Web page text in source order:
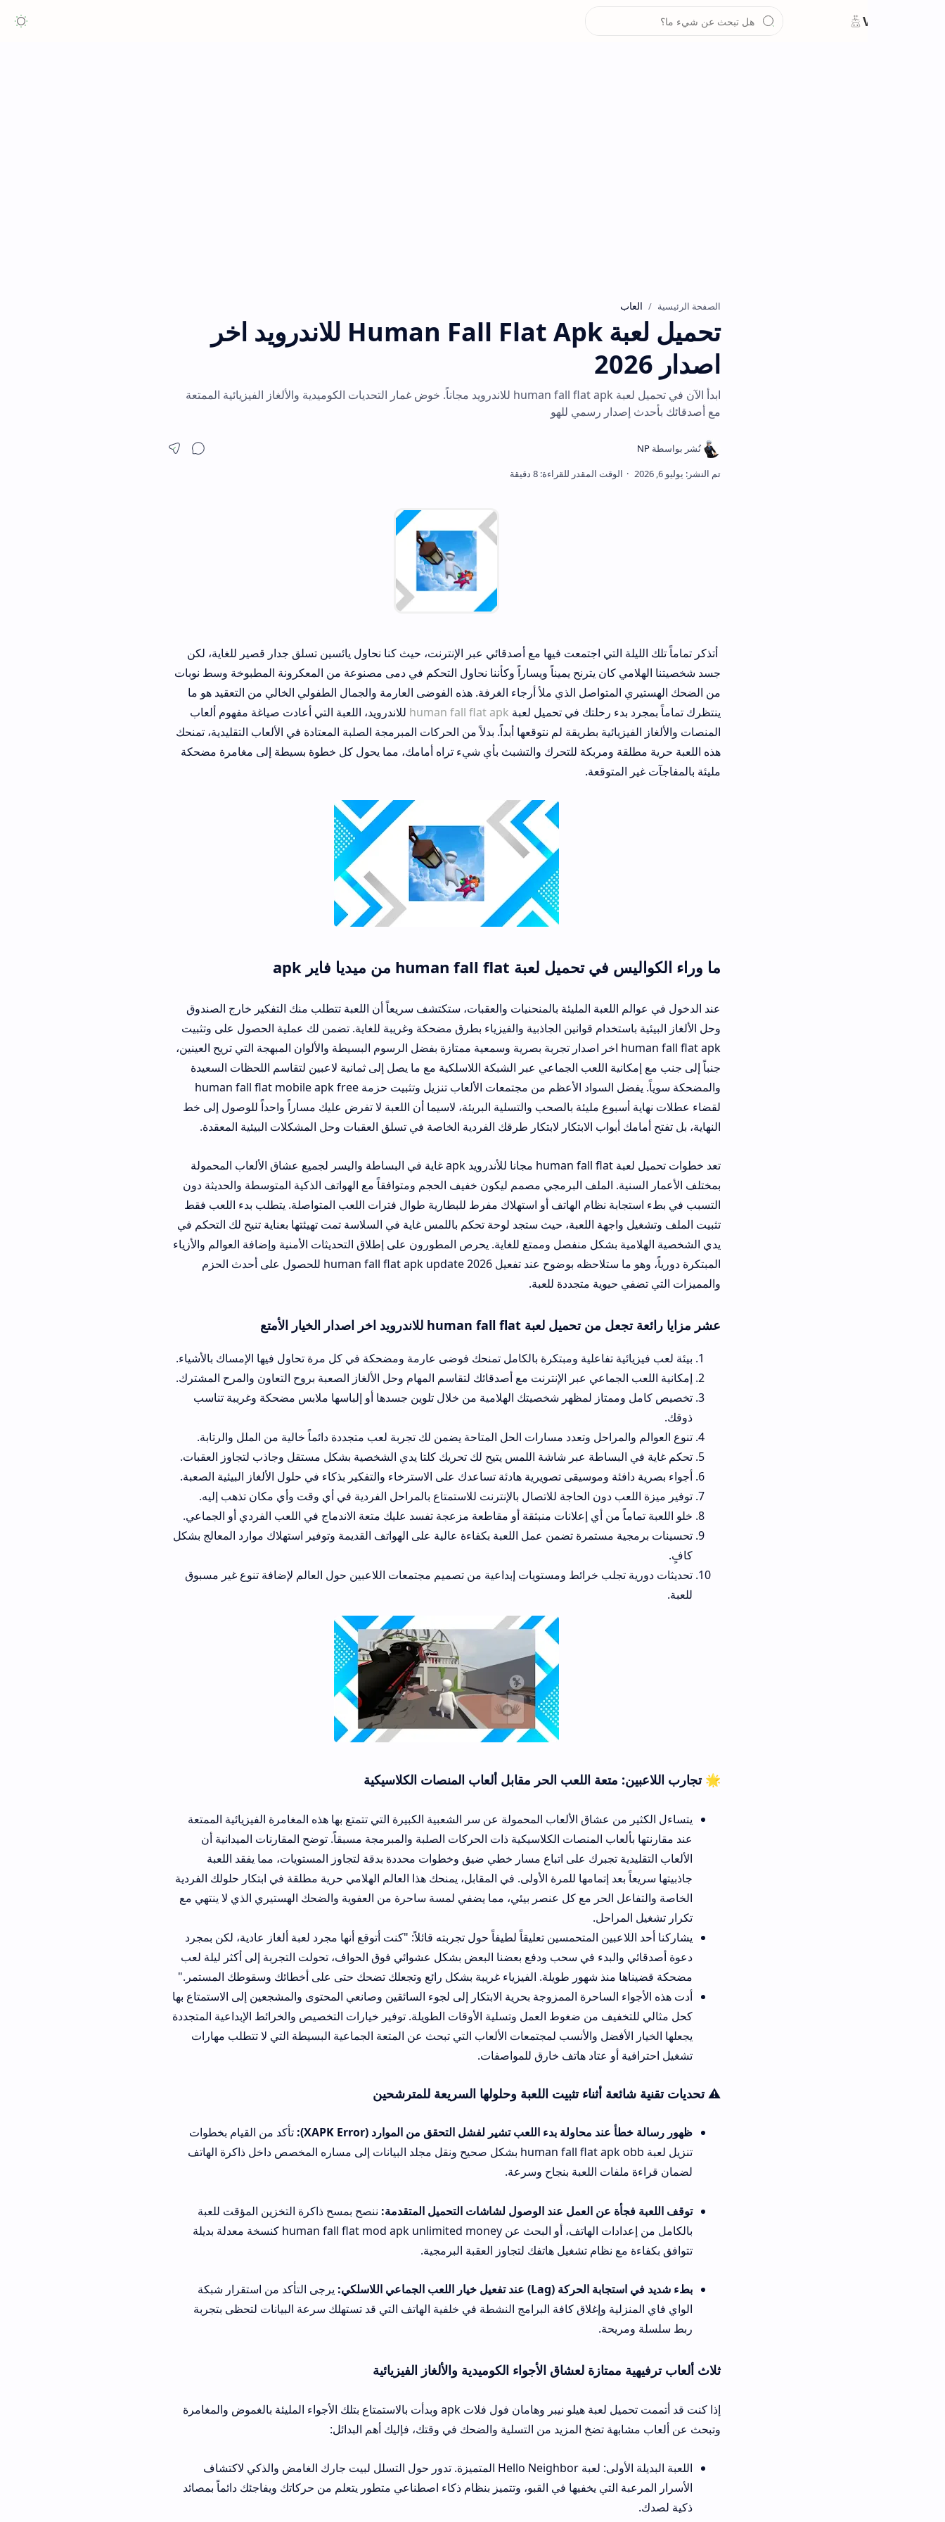
العاب
تحميل لعبة Human Fall Flat Apk للاندرويد اخر
ابدأ الآن في تحميل لعبة human fall flat apk للاندرويد مجاناً. خوض غمار التحديات الكوميدية والألغاز الفيزيائية الممتعة
مع أصدقائك بأحدث إصدار رسمي للهو
أتذكر تماماً تلك الليلة التي اجتمعت فيها مع أصدقائي عبر الإنترنت، حيث كنا نحاول يائسين تسلق جدار قصير للغاية، لكن
جسد شخصيتنا الهلامي كان يترنح يميناً ويساراً وكأننا نحاول التحكم في دمى مصنوعة من المعكرونة المطبوخة وسط نوبات
من الضحك الهستيري المتواصل الذي ملأ أرجاء الغرفة. هذه الفوضى العارمة والجمال الطفولي الخالي من التعقيد هو ما
ينتظرك تماماً بمجرد بدء رحلتك في تحميل لعبةhuman fall flat apkللاندرويد، اللعبة التي أعادت صياغة مفهوم ألعاب
المنصات والألغاز الفيزيائية بطريقة لم نتوقعها أبداً. بدلاً من الحركات المبرمجة الصلبة المعتادة في الألعاب التقليدية، تمنحك
هذه اللعبة حرية مطلقة ومربكة للتحرك والتشبث بأي شيء تراه أمامك، مما يحول كل خطوة بسيطة إلى مغامرة مضحكة
مليئة بالمفاجآت غير المتوقعة.
ما وراء الكواليس في تحميل لعبة human fall flat من ميديا فاير apk
عند الدخول في عوالم اللعبة المليئة بالمنحنيات والعقبات، ستكتشف سريعاً أن اللعبة تتطلب منك التفكير خارج الصندوق
وحل الألغاز البيئية باستخدام قوانين الجاذبية والفيزياء بطرق مضحكة وغريبة للغاية. تضمن لك عملية الحصول على وتثبيت
human fall flat apk اخر اصدار تجربة بصرية وسمعية ممتازة بفضل الرسوم البسيطة والألوان المبهجة التي تريح العينين،
جنباً إلى جنب مع إمكانية اللعب الجماعي عبر الشبكة اللاسلكية مع ما يصل إلى ثمانية لاعبين لتقاسم اللحظات السعيدة
والمضحكة سوياً. يفضل السواد الأعظم من مجتمعات الألعاب تنزيل وتثبيت حزمة human fall flat mobile apk free
لقضاء عطلات نهاية أسبوع مليئة بالصحب والتسلية البريئة، لاسيما أن اللعبة لا تفرض عليك مساراً واحداً للوصول إلى خط
النهاية، بل تفتح أمامك أبواب الابتكار لابتكار طرقك الفردية الخاصة في تسلق العقبات وحل المشكلات البيئية المعقدة.
تعد خطوات تحميل لعبة human fall flat مجانا للأندرويد apk غاية في البساطة واليسر لجميع عشاق الألعاب المحمولة
بمختلف الأعمار السنية. الملف البرمجي مصمم ليكون خفيف الحجم ومتوافقاً مع الهواتف الذكية المتوسطة والحديثة دون
التسبب في بطء استجابة نظام الهاتف أو استهلاك مفرط للبطارية طوال فترات اللعب المتواصلة. يتطلب بدء اللعب فقط
تثبيت الملف وتشغيل واجهة اللعبة، حيث ستجد لوحة تحكم باللمس غاية في السلاسة تمت تهيئتها بعناية تنيح لك التحكم في
يدي الشخصية الهلامية بشكل منفصل وممتع للغاية. يحرص المطورون على إطلاق التحديثات الأمنية وإضافة العوالم والأزياء
المبتكرة دورياً، وهو ما ستلاحظه بوضوح عند تفعيل human fall flat apk update 2026 للحصول على أحدث الحزم
والمميزات التي تضفي حيوية متجددة للعبة.
عشر مزايا رائعة تجعل من تحميل لعبة human fall flat للاندرويد اخر اصدار الخيار الأمتع
بيئة لعب فيزيائية تفاعلية ومبتكرة بالكامل تمنحك فوضى عارمة ومضحكة في كل مرة تحاول فيها الإمساك بالأشياء.
إمكانية اللعب الجماعي عبر الإنترنت مع أصدقائك لتقاسم المهام وحل الألغاز الصعبة بروح التعاون والمرح المشترك.
تخصيص كامل وممتاز لمظهر شخصيتك الهلامية من خلال تلوين جسدها أو إلباسها ملابس مضحكة وغريبة تناسب
تنوع العوالم والمراحل وتعدد مسارات الحل المتاحة يضمن لك تجربة لعب متجددة دائماً خالية من الملل والرتابة.
تحكم غاية في البساطة عبر شاشة اللمس يتيح لك تحريك كلتا يدي الشخصية بشكل مستقل وجاذب لتجاوز العقبات.
أجواء بصرية دافئة وموسيقى تصويرية هادئة تساعدك على الاسترخاء والتفكير بذكاء في حلول الألغاز البيئية الصعبة.
توفير ميزة اللعب دون الحاجة للاتصال بالإنترنت للاستمتاع بالمراحل الفردية في أي وقت وأي مكان تذهب إليه.
خلو اللعبة تماماً من أي إعلانات منبثقة أو مقاطعة مزعجة تفسد عليك متعة الاندماج في اللعب الفردي أو الجماعي.
تحسينات برمجية مستمرة تضمن عمل اللعبة بكفاءة عالية على الهواتف القديمة وتوفير استهلاك موارد المعالج بشكل
تحديثات دورية تجلب خرائط ومستويات إبداعية من تصميم مجتمعات اللاعبين حول العالم لإضافة تنوع غير مسبوق
🌟 تجارب اللاعبين: متعة اللعب الحر مقابل ألعاب المنصات الكلاسيكية
يتساءل الكثير من عشاق الألعاب المحمولة عن سر الشعبية الكبيرة التي تتمتع بها هذه المغامرة الفيزيائية الممتعة
عند مقارنتها بألعاب المنصات الكلاسيكية ذات الحركات الصلبة والمبرمجة مسبقاً. توضح المقارنات الميدانية أن
الألعاب التقليدية تجبرك على اتباع مسار خطي ضيق وخطوات محددة بدقة لتجاوز المستويات، مما يفقد اللعبة
جاذبيتها سريعاً بعد إتمامها للمرة الأولى. في المقابل، يمنحك هذا العالم الهلامي حرية مطلقة في ابتكار حلولك الفردية
الخاصة والتفاعل الحر مع كل عنصر بيئي، مما يضفي لمسة ساحرة من العفوية والضحك الهستيري الذي لا ينتهي مع
تكرار تشغيل المراحل.
يشاركنا أحد اللاعبين المتحمسين تعليقاً لطيفاً حول تجربته قائلاً: "كنت أتوقع أنها مجرد لعبة ألغاز عادية، لكن بمجرد
دعوة أصدقائي والبدء في سحب ودفع بعضنا البعض بشكل عشوائي فوق الحواف، تحولت التجربة إلى أكثر ليلة لعب
مضحكة قضيناها منذ شهور طويلة. الفيزياء غريبة بشكل رائع وتجعلك تضحك حتى على أخطائك وسقوطك المستمر."
أدت هذه الأجواء الساحرة الممزوجة بحرية الابتكار إلى لجوء السائقين وصانعي المحتوى والمشجعين إلى الاستمتاع بها
كحل مثالي للتخفيف من ضغوط العمل وتسلية الأوقات الطويلة. توفير خيارات التخصيص والخرائط الإبداعية المتجددة
يجعلها الخيار الأفضل والأنسب لمجتمعات الألعاب التي تبحث عن المتعة الجماعية البسيطة التي لا تتطلب مهارات
تشغيل احترافية أو عتاد هاتف خارق للمواصفات.
⚠️ تحديات تقنية شائعة أثناء تثبيت اللعبة وحلولها السريعة للمترشحين
ظهور رسالة خطأ عند محاولة بدء اللعب تشير لفشل التحقق من الموارد (XAPK Error):
تأكد من القيام بخطوات
تنزيل لعبة human fall flat apk obb بشكل صحيح ونقل مجلد البيانات إلى مساره المخصص داخل ذاكرة الهاتف
لضمان قراءة ملفات اللعبة بنجاح وسرعة.
توقف اللعبة فجأة عن العمل عند الوصول لشاشات التحميل المتقدمة:ننصح بمسح ذاكرة التخزين المؤقت للعبة
بالكامل من إعدادات الهاتف، أو البحث عن human fall flat mod apk unlimited money كنسخة معدلة بديلة
تتوافق بكفاءة مع نظام تشغيل هاتفك لتجاوز العقبة البرمجية.
بطء شديد في استجابة الحركة (Lag) عند تفعيل خيار اللعب الجماعي اللاسلكي:
يرجى التأكد من استقرار شبكة
الواي فاي المنزلية وإغلاق كافة البرامج النشطة في خلفية الهاتف التي قد تستهلك سرعة البيانات لتحظى بتجربة
ربط سلسلة ومريحة.
ثلاث ألعاب ترفيهية ممتازة لعشاق الأجواء الكوميدية والألغاز الفيزيائية
إذا كنت قد أتممت تحميل لعبة هيلو نيبر وهامان فول فلات apk وبدأت بالاستمتاع بتلك الأجواء المليئة بالغموض والمغامرة
وتبحث عن ألعاب مشابهة تضخ المزيد من التسلية والضحك في وقتك، فإليك أهم البدائل:
اللعبة البديلة الأولى: لعبة Hello Neighbor المتميزة. تدور حول التسلل لبيت جارك الغامض والذكي لاكتشاف
الأسرار المرعبة التي يخفيها في القبو، وتتميز بنظام ذكاء اصطناعي متطور يتعلم من حركاتك ويفاجئك دائماً بمصائد